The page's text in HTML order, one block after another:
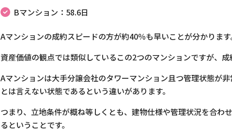
Bマンション：58.6日
Aマンションの成約スピードの方が約40％も早いことが分かります
資産価値の観点では類似しているこの2つのマンションですが、
Aマンションは大手分譲会社のタワーマンション且つ管理状態が
とは言えない状態であるという違いがあります。
つまり、立地条件が概ね等しくとも、建物仕様や管理状況を合
るということです。